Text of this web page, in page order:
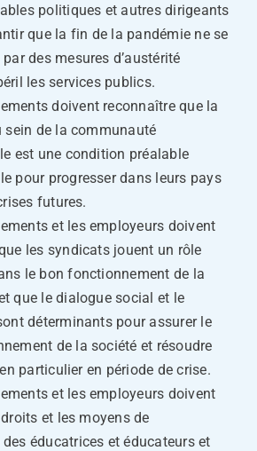
politiques et autres dirigeants
que la fin de la pandémie ne se
des mesures d’austérité
les services publics.
doivent reconnaître que la
sein de la communauté
est une condition préalable
pour progresser dans leurs pays
futures.
et les employeurs doivent
les syndicats jouent un rôle
le bon fonctionnement de la
que le dialogue social et le
déterminants pour assurer le
de la société et résoudre
particulier en période de crise.
et les employeurs doivent
et les moyens de
éducatrices et éducateurs et